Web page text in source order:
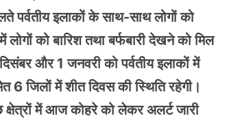
पर्वतीय इलाकों के साथ-साथ लोगों को
को बारिश तथा बर्फबारी देखने को मिल
और 1 जनवरी को पर्वतीय इलाकों में
6 जिलों में शीत दिवस की स्थिति रहेगी।
में आज कोहरे को लेकर अलर्ट जारी